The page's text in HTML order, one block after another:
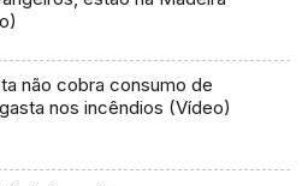
não cobra consumo de
nos incêndios (Vídeo)